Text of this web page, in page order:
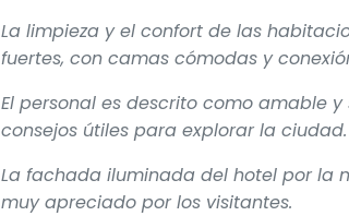
La limpieza y el confort de las
fuertes, con camas cómodas y
El personal es descrito como amable
consejos útiles para explorar la ciudad.
La fachada iluminada del hotel por la
muy apreciado por los visitantes.